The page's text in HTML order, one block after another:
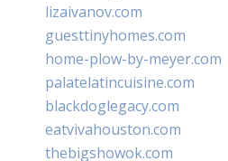
lizaivanov.com
guesttinyhomes.com
home-plow-by-meyer.com
palatelatincuisine.com
blackdoglegacy.com
eatvivahouston.com
thebigshowok.com